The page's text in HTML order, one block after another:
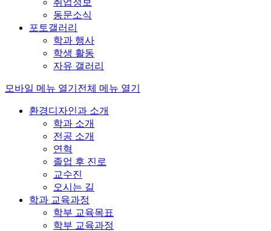
동문소식
포토갤러리
학과 행사
학생 활동
자유 갤러리
모바일 메뉴 열기 전체 메뉴 열기
환경디자인과 소개
학과 소개
전공 소개
연혁
졸업 후 진로
교수진
오시는 길
학과 교육과정
학부 교육목표
학부 교육과정